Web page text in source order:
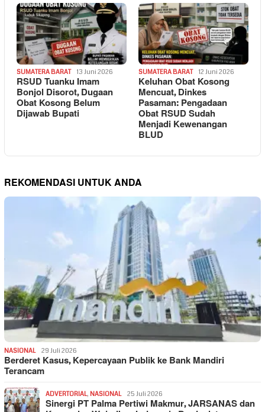
SUMATERA BARAT 13 Juni 2026
RSUD Tuanku Imam
Bonjol Disorot, Dugaan
Obat Kosong Belum
Dijawab Bupati
SUMATERA BARAT 12 Juni 2026
Keluhan Obat Kosong
Mencuat, Dinkes
Pasaman: Pengadaan
Obat RSUD Sudah
Menjadi Kewenangan
BLUD
REKOMENDASI UNTUK ANDA
NASIONAL 29 Juli 2026
Berderet Kasus, Kepercayaan Publik ke Bank Mandiri
Terancam
ADVERTORIAL, NASIONAL 25 Juli 2026
Sinergi PT Palma Pertiwi Makmur, JARSANAS dan